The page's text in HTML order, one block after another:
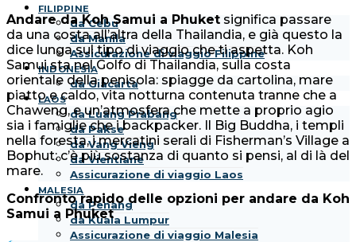
FILIPPINE
da Cebu
da Manila
Assicurazione di viaggio Filippine
INDONESIA
da Giacarta
LAOS
da Luang Prabang
da Pakse
da Vang Vieng
da Vientiane
Assicurazione di viaggio Laos
MALESIA
da Penang
da Kuala Lumpur
Assicurazione di viaggio Malesia
Andare da Koh Samui a Phuket significa passare
da una costa all’altra della Thailandia, e già questo la
dice lunga sul tipo di viaggio che ti aspetta. Koh
Samui sta nel Golfo di Thailandia, sulla costa
orientale della penisola: spiagge da cartolina, mare
piatto e caldo, vita notturna contenuta tranne che a
Chaweng, e un’atmosfera che mette a proprio agio
sia i famiglie che i backpacker. Il Big Buddha, i templi
nella foresta, i mercatini serali di Fisherman’s Village a
Bophut: c’è più sostanza di quanto si pensi, al di là del
mare.
Confronto rapido delle opzioni per andare da Koh
Samui a Phuket